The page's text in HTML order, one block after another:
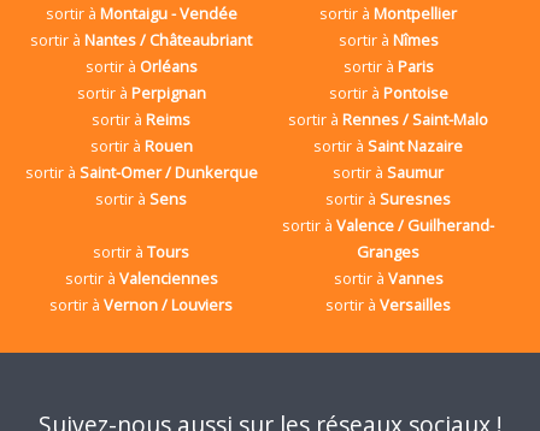
sortir à Montaigu - Vendée sortir àMontpellier
sortir àNantes / Châteaubriant sortir à Nîmes
sortir à Orléans sortir à Paris
sortir à Perpignan sortir à Pontoise
sortir àReims sortir àRennes / Saint-Malo
sortir à Rouen sortir àSaint Nazaire
sortir à Saint-Omer / Dunkerque sortir àSaumur
sortir àSens sortir àSuresnes
sortir àTours
sortir àValence / Guilherand-
Granges
sortir à Valenciennes sortir à Vannes
sortir àVernon / Louviers sortir àVersailles
Suivez-nous aussi sur les réseaux sociaux !